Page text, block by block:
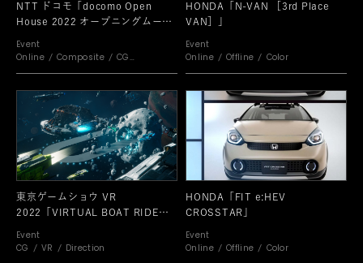
NTT ドコモ「docomo Open
House 2022 オープニングムービ
Event
Online
Composite
CG
HONDA「N-VAN ［3rd Place
VAN］」
Event
Online
Offline Color
東京ゲームショウ VR
2022「VIRTUAL BOAT RIDE
Event
CG
VR Direction
HONDA「FIT e:HEV
CROSSTAR」
Event
Online
Offline Color